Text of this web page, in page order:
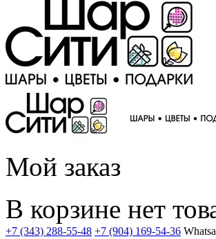
Мой заказ
В корзине нет
+7 (343) 288-55-48 +7 (904) 169-54-36